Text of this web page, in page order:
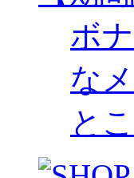
ボ
な
と